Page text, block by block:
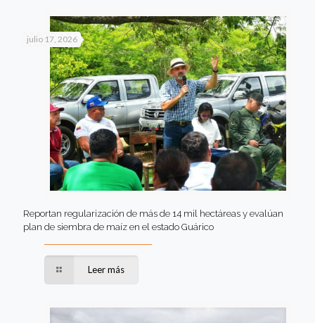
julio 17, 2026
Reportan regularización de más de 14 mil hectáreas y evalúan
plan de siembra de maíz en el estado Guárico
Leer más